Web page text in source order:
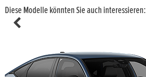
Diese Modelle könnten Sie auch interessieren: